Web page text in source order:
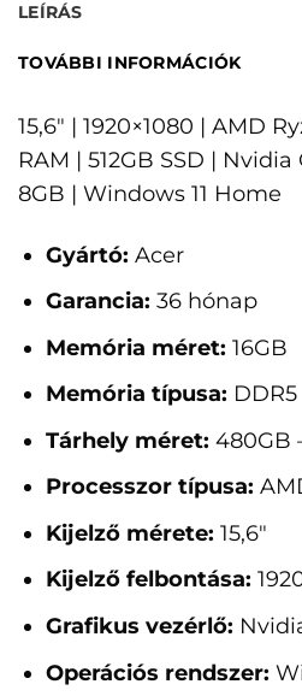
LEÍRÁS
TOVÁBBI INFORMÁCIÓK
15,6" | 1920×1080 | AMD
RAM | 512GB SSD | Nvidia
8GB | Windows 11 Home
Gyártó: Acer
Garancia: 36 hónap
Memória méret: 16GB
Memória típusa: DDR5
Tárhely méret: 480GB
Processzor típusa:
Kijelző mérete: 15,6"
Kijelző felbontása:
Grafikus vezérlő:
Operációs rendszer: